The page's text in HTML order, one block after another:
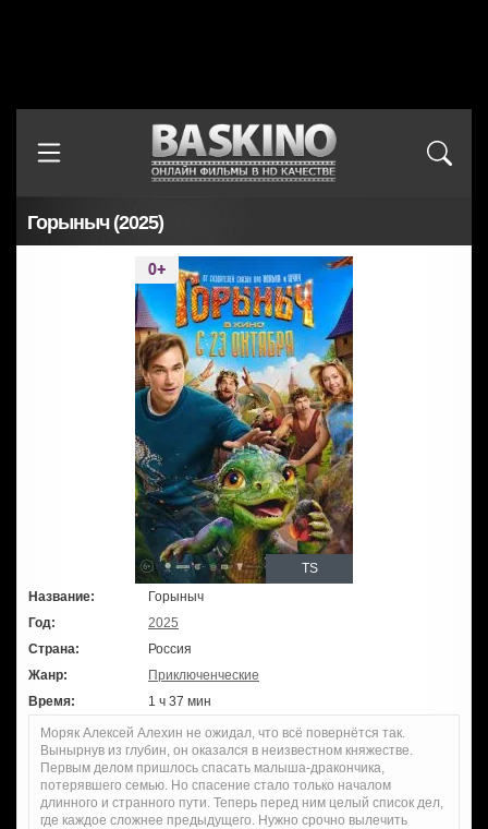
Горыныч (2025)
TS
Название:
Горыныч
Год:
2025
Страна:
Россия
Жанр:
Приключенческие
Время:
1 ч 37 мин
Моряк Алексей Алехин не ожидал, что всё повернётся так.
Вынырнув из глубин, он оказался в неизвестном княжестве.
Первым делом пришлось спасать малыша-дракончика,
потерявшего семью. Но спасение стало только началом
длинного и странного пути. Теперь перед ним целый список дел,
где каждое сложнее предыдущего. Нужно срочно вылечить